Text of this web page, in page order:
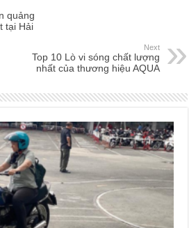
quảng
tại Hải
Next
Top 10 Lò vi sóng chất lượng
nhất của thương hiệu AQUA